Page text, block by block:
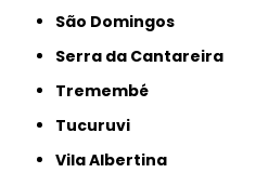
São Domingos
Serra da Cantareira
Tremembé
Tucuruvi
Vila Albertina